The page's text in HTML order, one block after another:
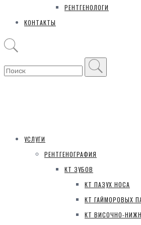
РЕНТГЕНОЛОГИ
КОНТАКТЫ
УСЛУГИ
РЕНТГЕНОГРАФИЯ
КТ ЗУБОВ
КТ ПАЗУХ НОСА
КТ ГАЙМОРОВЫХ
КТ ВИСОЧНО-